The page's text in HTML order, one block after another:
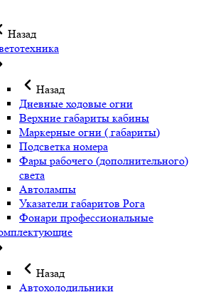
Назад
Назад
Дневные ходовые огни
Верхние габариты кабины
Маркерные огни ( габариты)
Подсветка номера
Фары рабочего (дополнительного)
света
Автолампы
Указатели габаритов Рога
Фонари профессиональные
Назад
Автохолодильники